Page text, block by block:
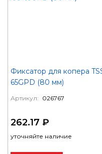
Фиксатор для копера
65GPD (80 мм)
Артикул: 026767
262.17 ₽
уточняйте наличие